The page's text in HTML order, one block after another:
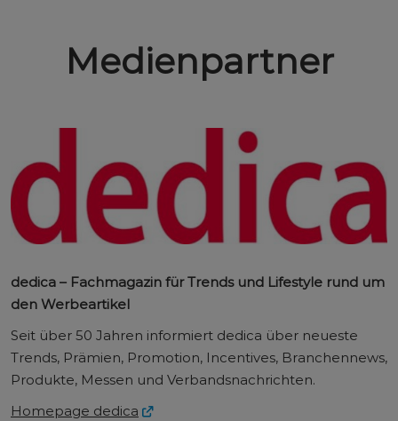
Medienpartner
dedica – Fachmagazin für Trends und Lifestyle rund um
den Werbeartikel
Seit über 50 Jahren informiert dedica über neueste
Trends, Prämien, Promotion, Incentives, Branchennews,
Produkte, Messen und Verbandsnachrichten.
Homepage dedica